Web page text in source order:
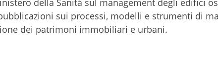
della Sanità sul management degli edifici
sui processi, modelli e strumenti di
dei patrimoni immobiliari e urbani.